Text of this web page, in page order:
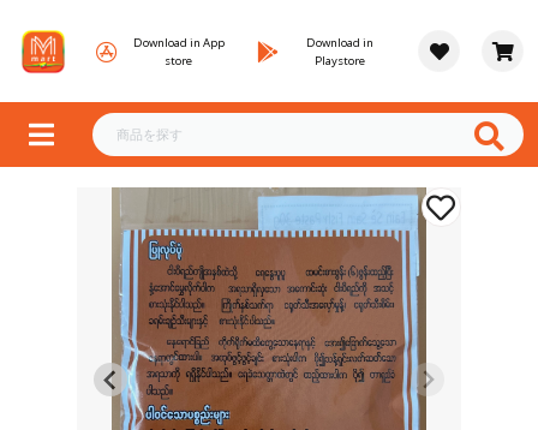
Download in App
store
Download in
Playstore